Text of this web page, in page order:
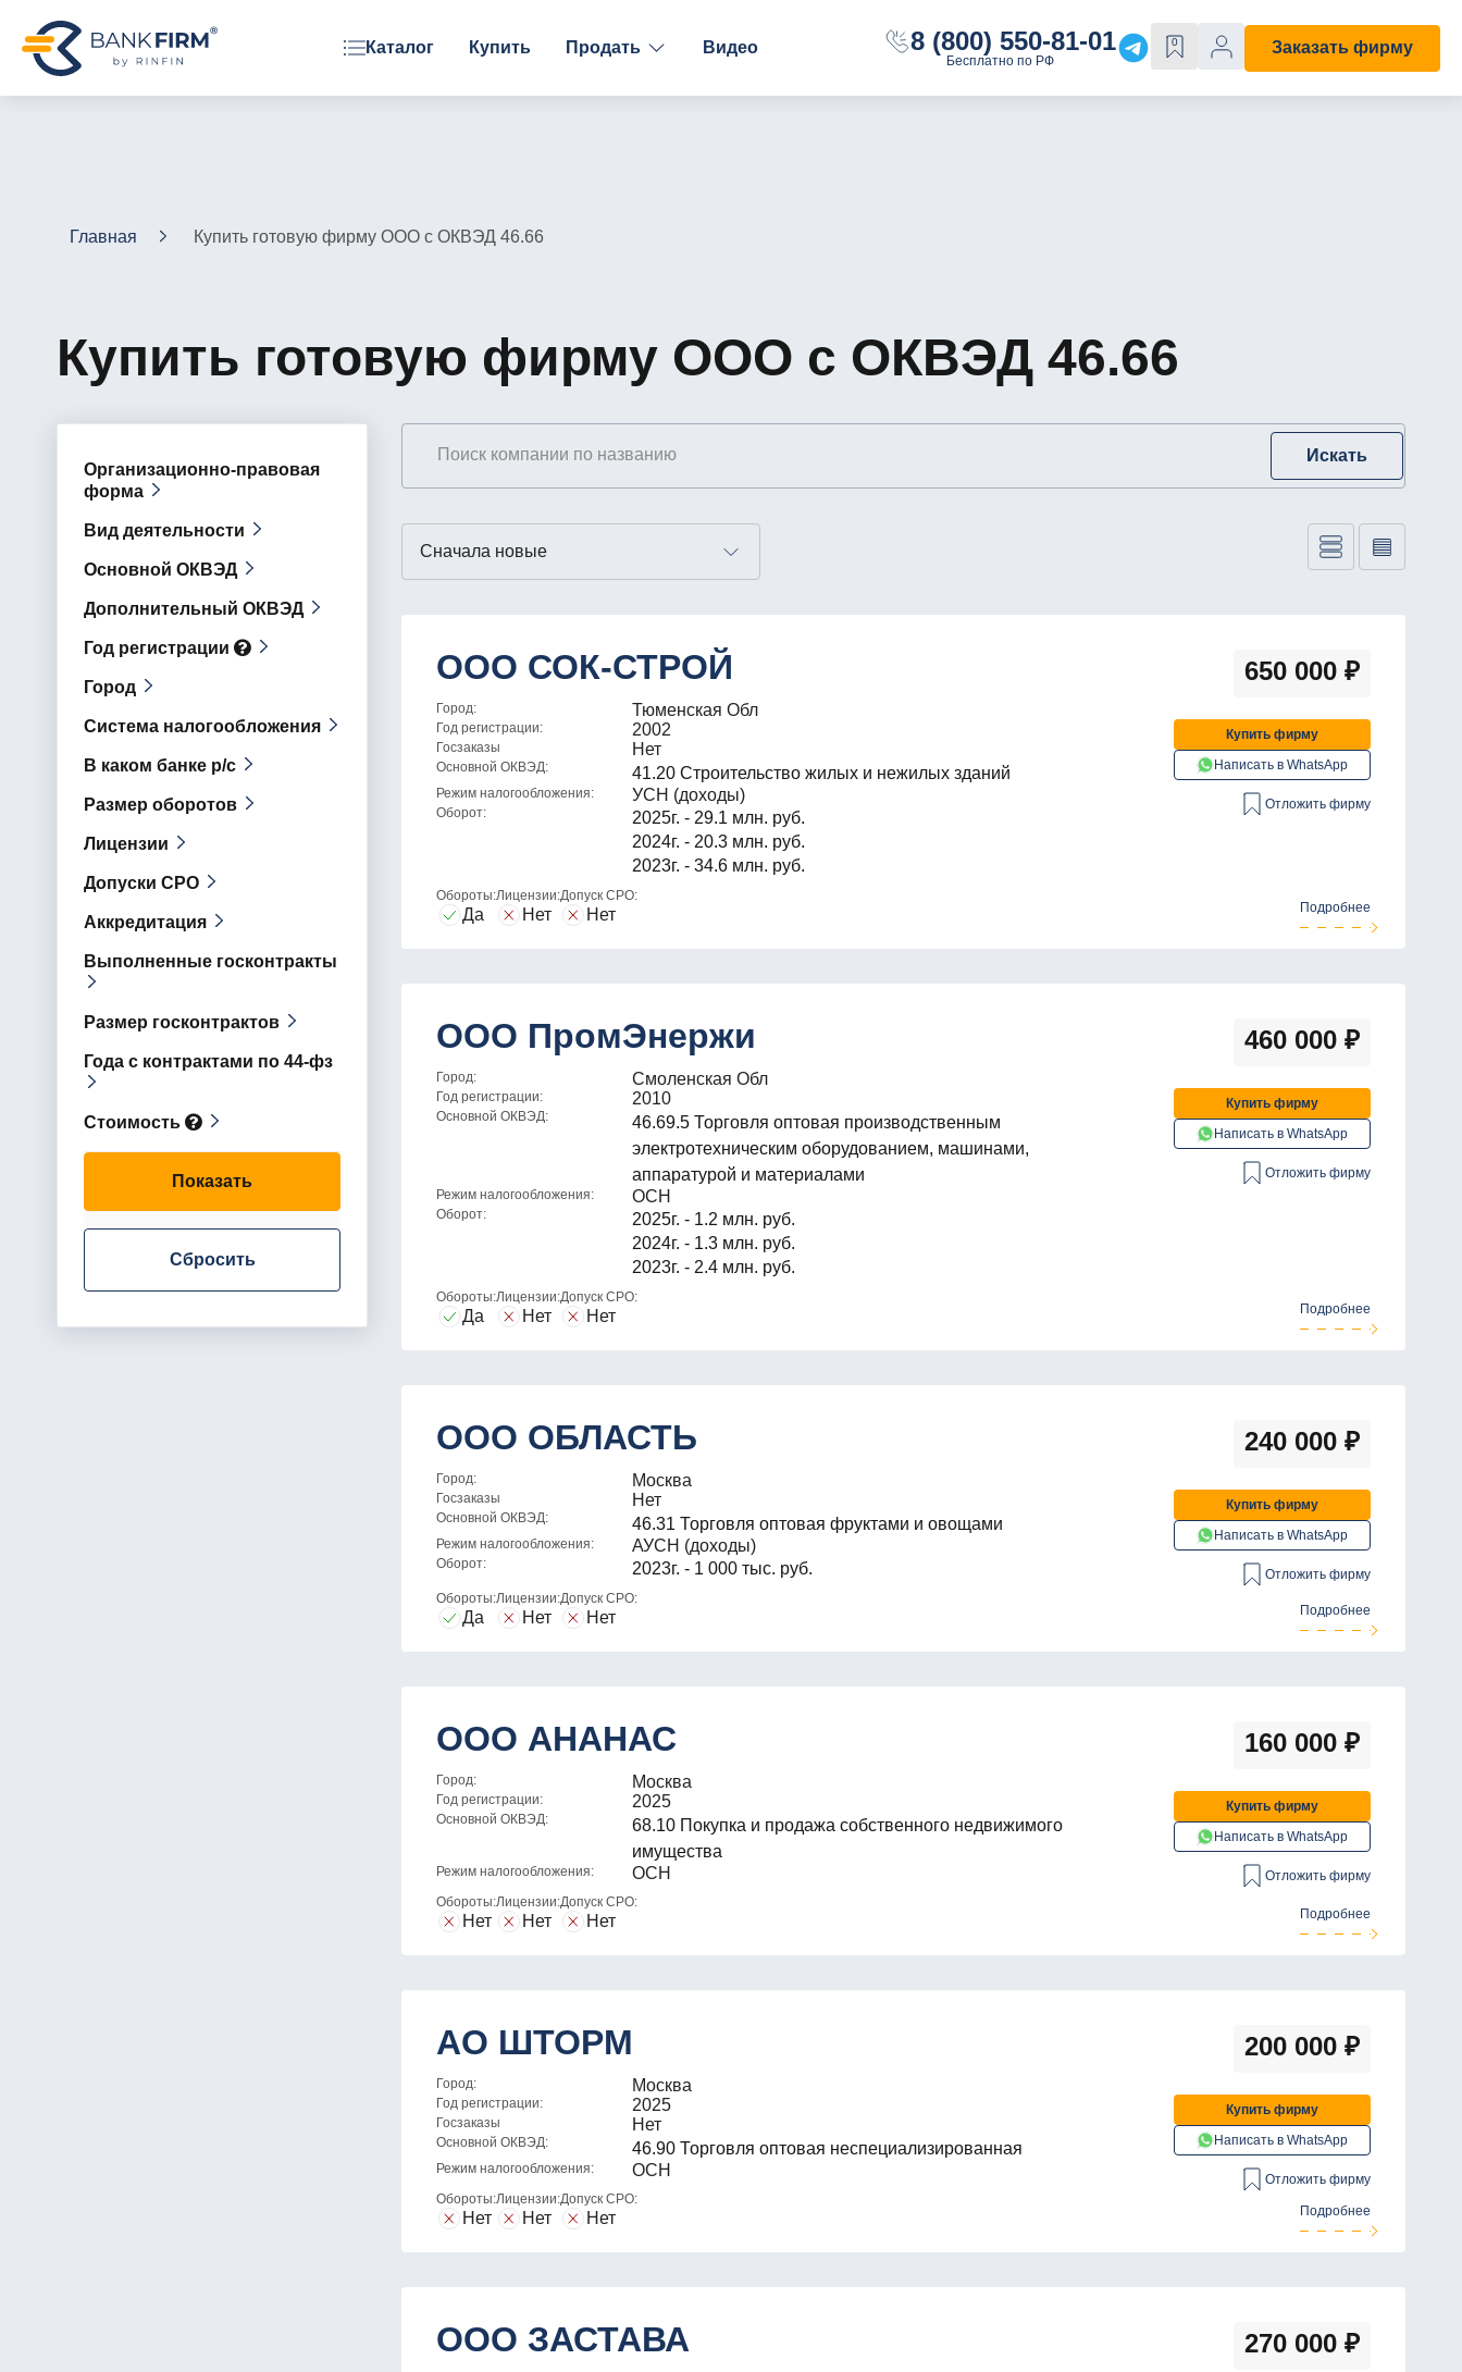
Каталог Купить Продать
ЗАО
С расчётным счётом
Видео 8 (800) 550-81-01
Бесплатно по РФ
0 Заказать фирму
Главная Купить готовую фирму ООО с ОКВЭД 46.66
Купить готовую фирму ООО с ОКВЭД 46.66
Организационно-правовая
форма
Вид деятельности
Основной ОКВЭД
Дополнительный ОКВЭД
Год регистрации
Город
Система налогообложения
В каком банке р/с
Размер оборотов
Лицензии
Допуски СРО
Аккредитация
Выполненные госконтракты
Размер госконтрактов
Года с контрактами по 44-фз
Стоимость
Показать
Сбросить
Искать
ООО СОК-СТРОЙ 650 000 ₽
Город: Тюменская Обл
Год регистрации: 2002
Госзаказы Нет
Основной ОКВЭД: 41.20 Строительство жилых и нежилых зданий
Режим налогообложения: УСН (доходы)
Оборот:
2025г. - 29.1 млн. руб.
2024г. - 20.3 млн. руб.
2023г. - 34.6 млн. руб.
Обороты:
Да
Лицензии:
Нет
Допуск СРО:
Нет
Купить фирму
Написать в WhatsApp
Отложить фирму
Подробнее
ООО ПромЭнержи 460 000 ₽
Город: Смоленская Обл
Год регистрации: 2010
Основной ОКВЭД:
46.69.5 Торговля оптовая производственным
электротехническим оборудованием, машинами,
аппаратурой и материалами
Режим налогообложения: ОСН
Оборот:
2025г. - 1.2 млн. руб.
2024г. - 1.3 млн. руб.
2023г. - 2.4 млн. руб.
Обороты:
Да
Лицензии:
Нет
Допуск СРО:
Нет
Купить фирму
Написать в WhatsApp
Отложить фирму
Подробнее
ООО ОБЛАСТЬ 240 000 ₽
Город: Москва
Госзаказы Нет
Основной ОКВЭД: 46.31 Торговля оптовая фруктами и овощами
Режим налогообложения: АУСН (доходы)
Оборот: 2023г. - 1 000 тыс. руб.
Обороты:
Да
Лицензии:
Нет
Допуск СРО:
Нет
Купить фирму
Написать в WhatsApp
Отложить фирму
Подробнее
ООО АНАНАС 160 000 ₽
Город: Москва
Год регистрации: 2025
Основной ОКВЭД:
68.10 Покупка и продажа собственного недвижимого
имущества
Режим налогообложения: ОСН
Обороты:
Нет
Лицензии:
Нет
Допуск СРО:
Нет
Купить фирму
Написать в WhatsApp
Отложить фирму
Подробнее
АО ШТОРМ 200 000 ₽
Город: Москва
Год регистрации: 2025
Госзаказы Нет
Основной ОКВЭД: 46.90 Торговля оптовая неспециализированная
Режим налогообложения: ОСН
Обороты:
Нет
Лицензии:
Нет
Допуск СРО:
Нет
Купить фирму
Написать в WhatsApp
Отложить фирму
Подробнее
ООО ЗАСТАВА 270 000 ₽